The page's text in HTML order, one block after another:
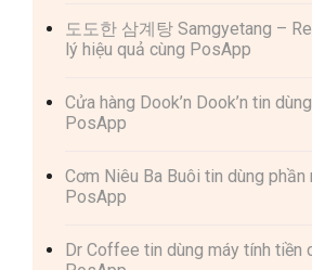
도도한 삼계탕 Samgyetang –
lý hiệu quả cùng PosApp
Cửa hàng Dook’n Dook’n tin
PosApp
Cơm Niêu Ba Buôi tin dùng phần
PosApp
Dr Coffee tin dùng máy tính tiền